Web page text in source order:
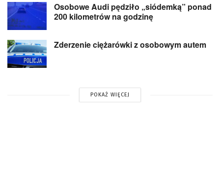
Osobowe Audi pędziło „siódemką” ponad
200 kilometrów na godzinę
Zderzenie ciężarówki z osobowym autem
POKAŻ WIĘCEJ